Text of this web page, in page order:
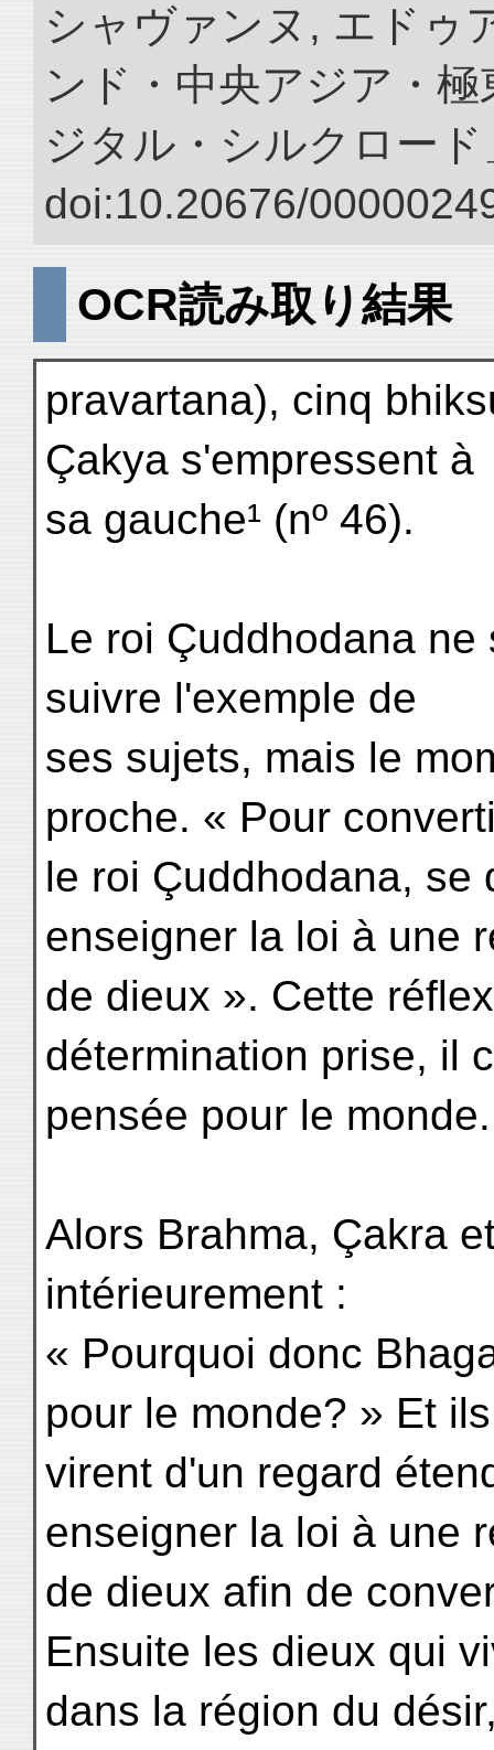
シャヴァンヌ, エドゥ
ンド・中央アジア・
ジタル・シルクロー
doi:10.20676/
OCR読み取り結果
pravartana), cinq
Çakya s'empressent à
sa gauche¹ (nº 46).
Le roi Çuddhodana
suivre l'exemple de
ses sujets, mais le
proche. « Pour
le roi Çuddhodana, se
enseigner la loi à une
de dieux ». Cette
détermination prise, il
pensée pour le
Alors Brahma, Çakra
intérieurement :
« Pourquoi donc
pour le monde? » Et ils
virent d'un regard
enseigner la loi à une
de dieux afin de
Ensuite les dieux qui
dans la région du